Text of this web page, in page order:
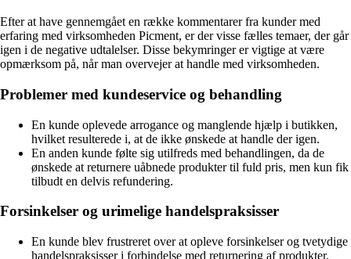
Efter at have gennemgået en række kommentarer fra kunder med
erfaring med virksomheden Picment, er der visse fælles temaer, der går
igen i de negative udtalelser. Disse bekymringer er vigtige at være
opmærksom på, når man overvejer at handle med virksomheden.
Problemer med kundeservice og behandling
En kunde oplevede arrogance og manglende hjælp i butikken,
hvilket resulterede i, at de ikke ønskede at handle der igen.
En anden kunde følte sig utilfreds med behandlingen, da de
ønskede at returnere uåbnede produkter til fuld pris, men kun fik
tilbudt en delvis refundering.
Forsinkelser og urimelige handelspraksisser
En kunde blev frustreret over at opleve forsinkelser og tvetydige
handelspraksisser i forbindelse med returnering af produkter.